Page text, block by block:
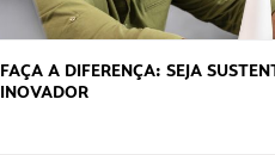
FAÇA A DIFERENÇA: SEJA
INOVADOR